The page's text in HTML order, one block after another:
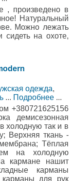
, произведено в
Натуральный
Можно лежать
сидеть на охоте,
одежда,
... Подробнее ...
+380721625156
демисезонная
холодную так и в
Верхняя ткань -
Тёплая
на холодную
кармане нашит
карманы
карманы для рук